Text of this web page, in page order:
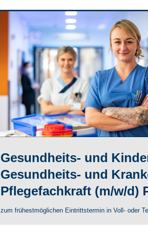
Gesundheits- und
Gesundheits- und
Pflegefachkraft (m/w/d)
zum frühestmöglichen Eintrittstermin in Voll- oder